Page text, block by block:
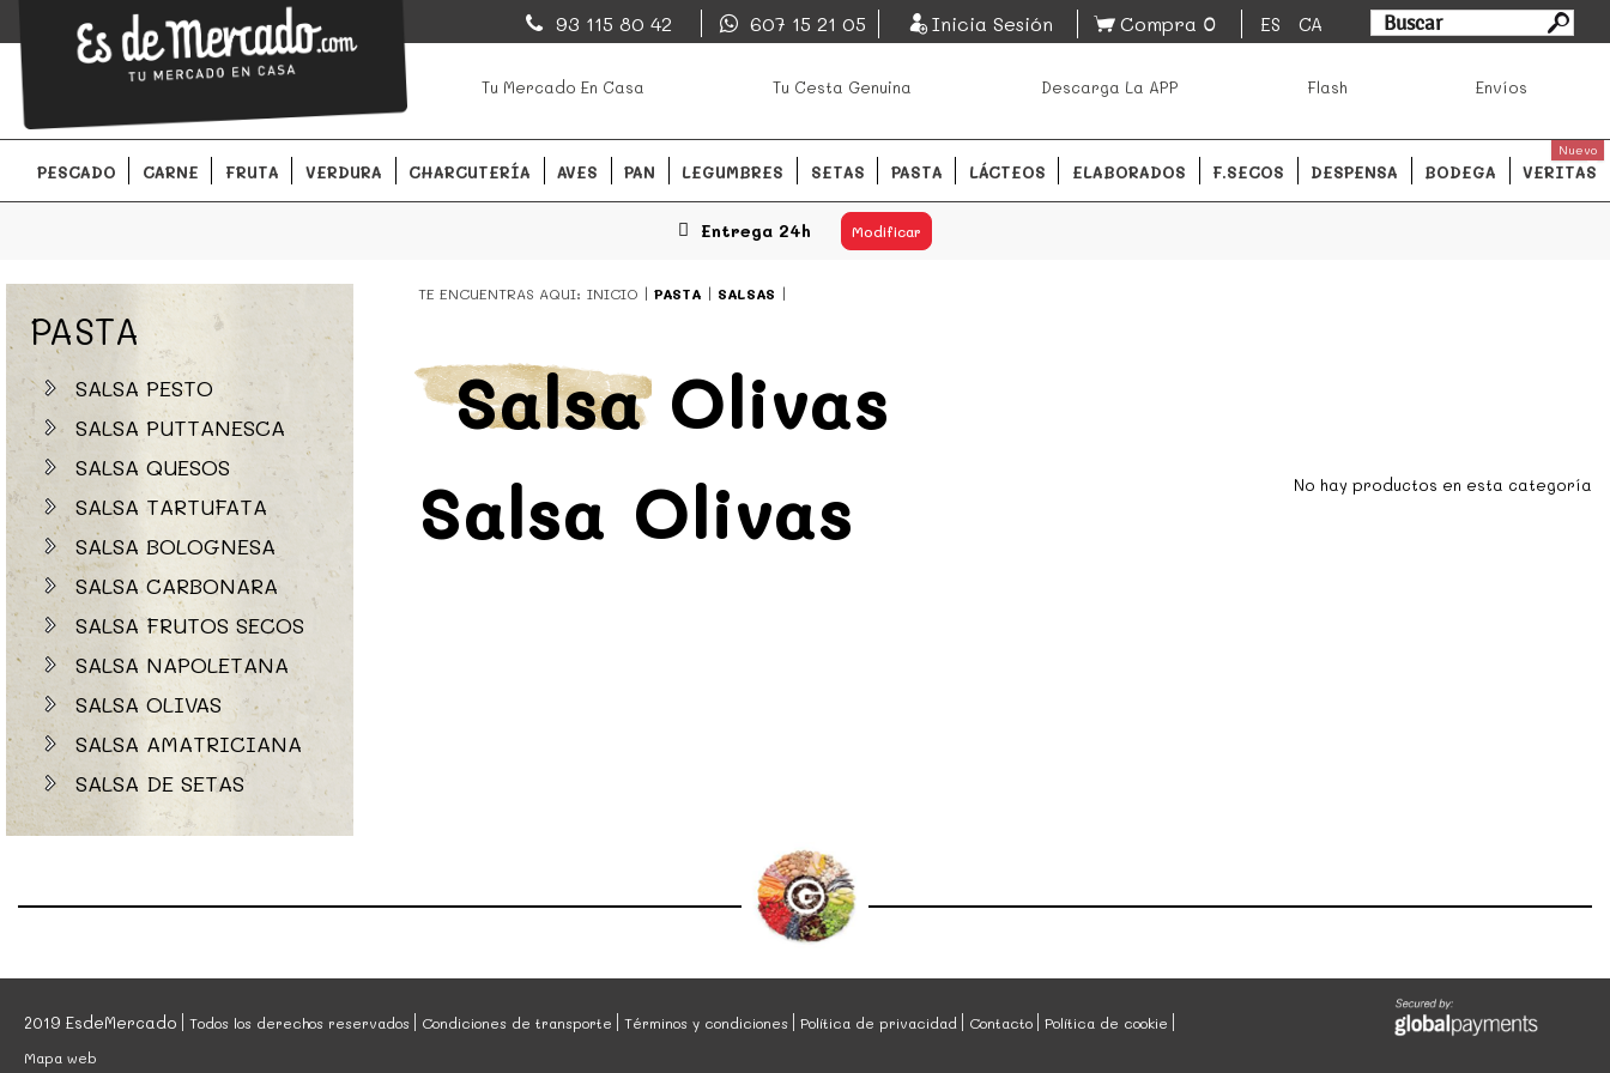
EsDeMercado.com
EsDeMercado.comte lleva a casa los mejores productos de los mejores mercados de
Barcelona y de productores locales.
EsDeMercado.com
Barcelona y de productores locales.
93 115 80 42 607 15 21 05 Inicia Sesión Compra 0 ES CA
Tu Mercado En Casa Tu Cesta Genuina Descarga La APP Flash Envíos
PESCADO CARNE FRUTA VERDURA CHARCUTERÍA AVES PAN LEGUMBRES SETAS PASTA LÁCTEOS ELABORADOS F.SECOS DESPENSA BODEGA VERITAS
Nuevo
Entrega 24h Modificar
TE ENCUENTRAS AQUI: INICIO PASTA SALSAS
Salsa Olivas
Salsa Olivas
No hay productos en esta categoría
PASTA
SALSA PESTO
SALSA PUTTANESCA
SALSA QUESOS
SALSA TARTUFATA
SALSA BOLOGNESA
SALSA CARBONARA
SALSA FRUTOS SECOS
SALSA NAPOLETANA
SALSA OLIVAS
SALSA AMATRICIANA
SALSA DE SETAS
2019 EsdeMercado Todos los derechos reservados Condiciones de transporte Términos y condiciones Política de privacidad Contacto
Política de cookie
Mapa web